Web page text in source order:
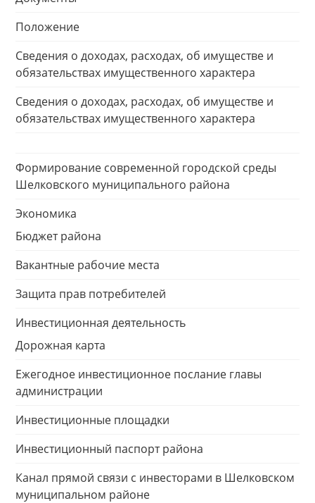
Положение
Сведения о доходах, расходах, об имуществе и
обязательствах имущественного характера
Сведения о доходах, расходах, об имуществе и
обязательствах имущественного характера
Формирование современной городской среды
Шелковского муниципального района
Экономика
Бюджет района
Вакантные рабочие места
Защита прав потребителей
Инвестиционная деятельность
Дорожная карта
Ежегодное инвестиционное послание главы
администрации
Инвестиционные площадки
Инвестиционный паспорт района
Канал прямой связи с инвесторами в Шелковском
муниципальном районе